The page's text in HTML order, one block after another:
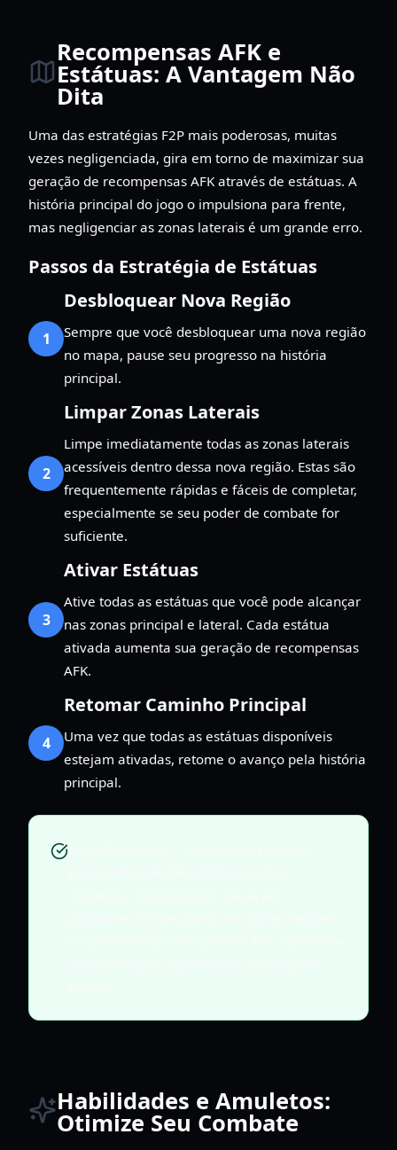
Recompensas AFK e
Estátuas: A Vantagem Não
Dita
Uma das estratégias F2P mais poderosas, muitas
vezes negligenciada, gira em torno de maximizar sua
geração de recompensas AFK através de estátuas. A
história principal do jogo o impulsiona para frente,
mas negligenciar as zonas laterais é um grande erro.
Passos da Estratégia de Estátuas
1
Desbloquear Nova Região
Sempre que você desbloquear uma nova região
no mapa, pause seu progresso na história
principal.
2
Limpar Zonas Laterais
Limpe imediatamente todas as zonas laterais
acessíveis dentro dessa nova região. Estas são
frequentemente rápidas e fáceis de completar,
especialmente se seu poder de combate for
suficiente.
3
Ativar Estátuas
Ative todas as estátuas que você pode alcançar
nas zonas principal e lateral. Cada estátua
ativada aumenta sua geração de recompensas
AFK.
4
Retomar Caminho Principal
Uma vez que todas as estátuas disponíveis
estejam ativadas, retome o avanço pela história
principal.
Habilidades e Amuletos:
Otimize Seu Combate